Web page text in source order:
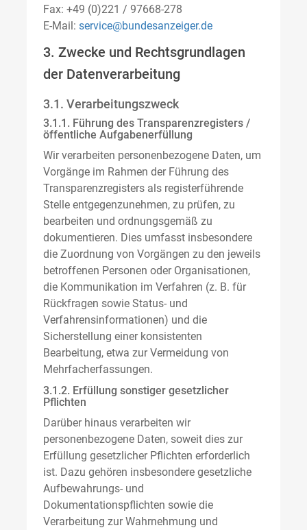
Fax: +49 (0)221 / 97668-278
E-Mail: service@bundesanzeiger.de
3. Zwecke und Rechtsgrundlagen
der Datenverarbeitung
3.1. Verarbeitungszweck
3.1.1. Führung des Transparenzregisters /
öffentliche Aufgabenerfüllung
Wir verarbeiten personenbezogene Daten, um
Vorgänge im Rahmen der Führung des
Transparenzregisters als registerführende
Stelle entgegenzunehmen, zu prüfen, zu
bearbeiten und ordnungsgemäß zu
dokumentieren. Dies umfasst insbesondere
die Zuordnung von Vorgängen zu den jeweils
betroffenen Personen oder Organisationen,
die Kommunikation im Verfahren (z. B. für
Rückfragen sowie Status- und
Verfahrensinformationen) und die
Sicherstellung einer konsistenten
Bearbeitung, etwa zur Vermeidung von
Mehrfacherfassungen.
3.1.2. Erfüllung sonstiger gesetzlicher
Pflichten
Darüber hinaus verarbeiten wir
personenbezogene Daten, soweit dies zur
Erfüllung gesetzlicher Pflichten erforderlich
ist. Dazu gehören insbesondere gesetzliche
Aufbewahrungs- und
Dokumentationspflichten sowie die
Verarbeitung zur Wahrnehmung und